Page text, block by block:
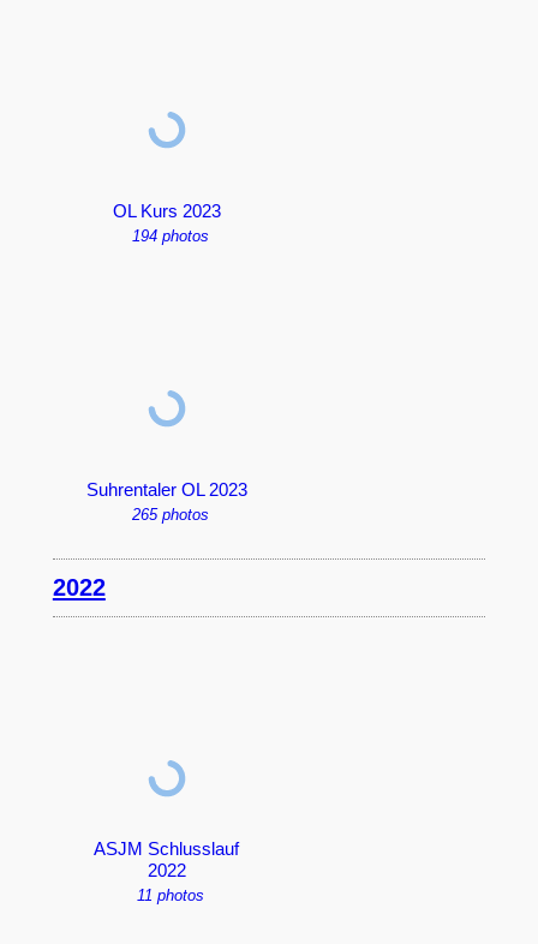
OL Kurs 2023
194 photos
Suhrentaler OL 2023
265 photos
2022
ASJM Schlusslauf
2022
11 photos